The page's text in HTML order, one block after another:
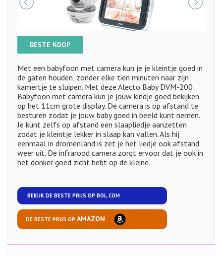
BESTE KOOP
Met een babyfoon met camera kun je je kleintje goed in
de gaten houden, zonder elke tien minuten naar zijn
kamertje te sluipen. Met deze Alecto Baby DVM-200
Babyfoon met camera kun je jouw kindje goed bekijken
op het 11cm grote display. De camera is op afstand te
besturen zodat je jouw baby goed in beeld kunt nemen.
Je kunt zelfs op afstand een slaapliedje aanzetten
zodat je kleintje lekker in slaap kan vallen. Als hij
eenmaal in dromenland is zet je het liedje ook afstand
weer uit. De infrarood camera zorgt ervoor dat je ook in
het donker goed zicht hebt op de kleine.
BEKIJK DE BESTE PRIJS OP BOL.COM
DE BESTE PRIJS OP AMAZON